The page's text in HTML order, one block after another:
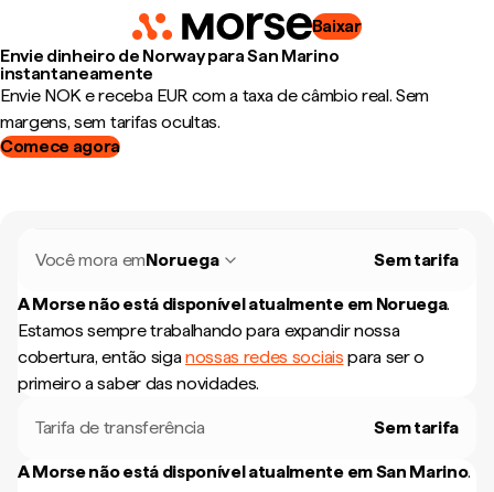
Baixar
Envie dinheiro de Norway para San Marino
instantaneamente
Envie NOK e receba EUR com a taxa de câmbio real. Sem
margens, sem tarifas ocultas.
Comece agora
Você mora emNoruega Sem tarifa
A Morse não está disponível atualmente em Noruega.
Estamos sempre trabalhando para expandir nossa
cobertura, então siganossas redes sociais para ser o
primeiro a saber das novidades.
Tarifa de transferência Sem tarifa
A Morse não está disponível atualmente emSan Marino.